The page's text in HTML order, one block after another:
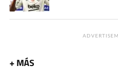
+ MÁS